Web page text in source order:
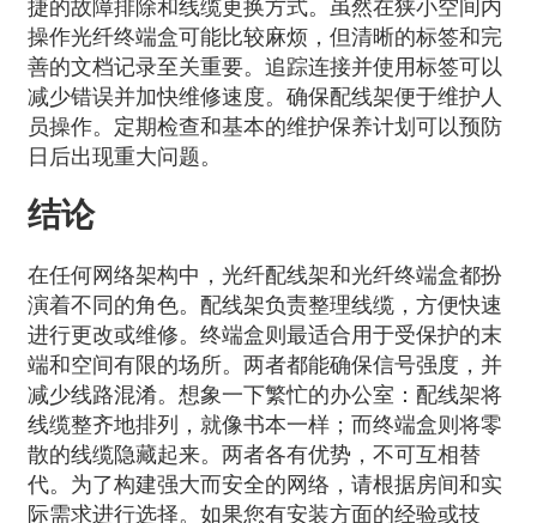
捷的故障排除和线缆更换方式。虽然在狭小空间内
操作光纤终端盒可能比较麻烦，但清晰的标签和完
善的文档记录至关重要。追踪连接并使用标签可以
减少错误并加快维修速度。确保配线架便于维护人
员操作。定期检查和基本的维护保养计划可以预防
日后出现重大问题。
结论
在任何网络架构中，光纤配线架和光纤终端盒都扮
演着不同的角色。配线架负责整理线缆，方便快速
进行更改或维修。终端盒则最适合用于受保护的末
端和空间有限的场所。两者都能确保信号强度，并
减少线路混淆。想象一下繁忙的办公室：配线架将
线缆整齐地排列，就像书本一样；而终端盒则将零
散的线缆隐藏起来。两者各有优势，不可互相替
代。为了构建强大而安全的网络，请根据房间和实
际需求进行选择。如果您有安装方面的经验或技